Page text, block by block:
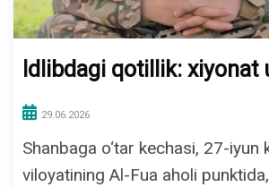
Idlibdagi qotillik: xiyonat
29.06.2026
Shanbaga o‘tar kechasi, 27-iyun
viloyatining Al-Fua aholi